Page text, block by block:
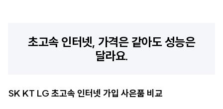
초고속 인터넷, 가격은 같아도 성능은
달라요.
SK KT LG 초고속 인터넷 가입 사은품 비교